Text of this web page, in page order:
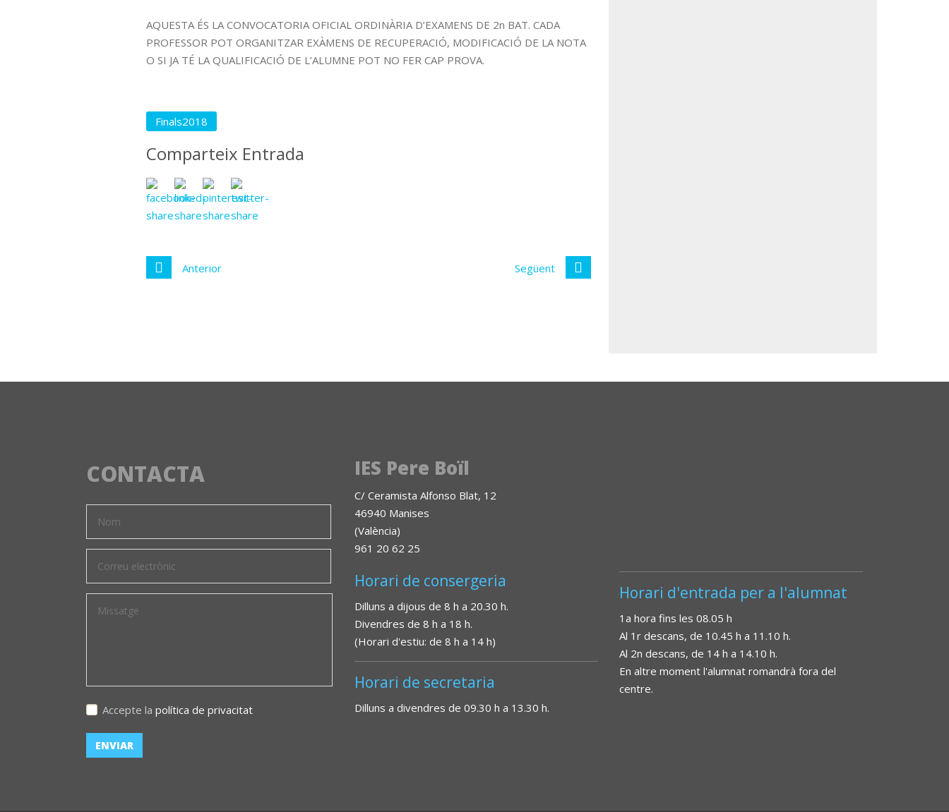
AQUESTA ÉS LA CONVOCATORIA OFICIAL ORDINÀRIA D’EXAMENS DE 2n BAT. CADA
PROFESSOR POT ORGANITZAR EXÀMENS DE RECUPERACIÓ, MODIFICACIÓ DE LA NOTA
O SI JA TÉ LA QUALIFICACIÓ DE L’ALUMNE POT NO FER CAP PROVA.
Finals2018
Comparteix Entrada
Anterior Següent
CONTACTA
Accepte la política de privacitat
IES Pere Boïl
C/ Ceramista Alfonso Blat, 12
46940 Manises
(València)
961 20 62 25
Horari de consergeria
Dilluns a dijous de 8 h a 20.30 h.
Divendres de 8 h a 18 h.
(Horari d'estiu: de 8 h a 14 h)
Horari de secretaria
Dilluns a divendres de 09.30 h a 13.30 h.
Horari d'entrada per a l'alumnat
1a hora fins les 08.05 h
Al 1r descans, de 10.45 h a 11.10 h.
Al 2n descans, de 14 h a 14.10 h.
En altre moment l'alumnat romandrà fora del
centre.